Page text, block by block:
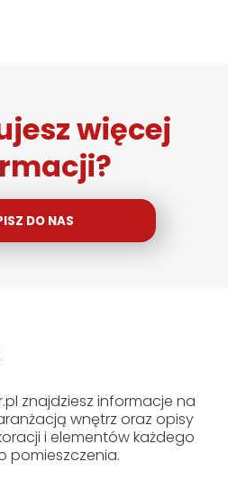
więcej
DO NAS
znajdziesz informacje na
wnętrz oraz opisy
i elementów każdego
pomieszczenia.